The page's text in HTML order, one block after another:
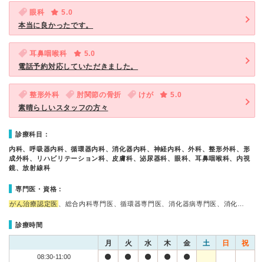
眼科
5.0
本当に良かったです。
耳鼻咽喉科
5.0
電話予約対応していただきました。
整形外科 肘関節の骨折 けが
5.0
素晴らしいスタッフの方々
診療科目：
内科、呼吸器内科、循環器内科、消化器内科、神経内科、外科、整形外科、形
成外科、リハビリテーション科、皮膚科、泌尿器科、眼科、耳鼻咽喉科、内視
鏡、放射線科
専門医・資格：
がん治療認定医 、総合内科専門医、循環器専門医、消化器病専門医、消化…
診療時間
月 火 水 木 金 土 日 祝
08:30-11:00